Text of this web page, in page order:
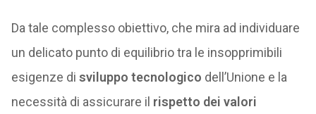
Da tale complesso obiettivo, che mira ad individuare
un delicato punto di equilibrio tra le insopprimibili
esigenze di sviluppo tecnologico dell’Unione e la
necessità di assicurare il rispetto dei valori